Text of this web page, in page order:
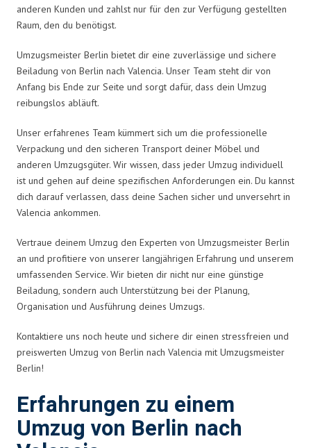
anderen Kunden und zahlst nur für den zur Verfügung gestellten
Raum, den du benötigst.
Umzugsmeister Berlin bietet dir eine zuverlässige und sichere
Beiladung von Berlin nach Valencia. Unser Team steht dir von
Anfang bis Ende zur Seite und sorgt dafür, dass dein Umzug
reibungslos abläuft.
Unser erfahrenes Team kümmert sich um die professionelle
Verpackung und den sicheren Transport deiner Möbel und
anderen Umzugsgüter. Wir wissen, dass jeder Umzug individuell
ist und gehen auf deine spezifischen Anforderungen ein. Du kannst
dich darauf verlassen, dass deine Sachen sicher und unversehrt in
Valencia ankommen.
Vertraue deinem Umzug den Experten von Umzugsmeister Berlin
an und profitiere von unserer langjährigen Erfahrung und unserem
umfassenden Service. Wir bieten dir nicht nur eine günstige
Beiladung, sondern auch Unterstützung bei der Planung,
Organisation und Ausführung deines Umzugs.
Kontaktiere uns noch heute und sichere dir einen stressfreien und
preiswerten Umzug von Berlin nach Valencia mit Umzugsmeister
Berlin!
Erfahrungen zu einem
Umzug von Berlin nach